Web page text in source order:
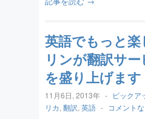
英語でもっと
リンが翻訳サ
を盛り上げます
11月6日, 2013年 - ピックア
リカ, 翻訳, 英語 - コメント